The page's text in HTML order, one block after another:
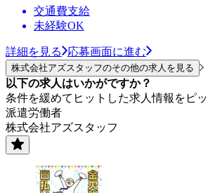
交通費支給
未経験OK
詳細を見る 応募画面に進む
株式会社アズスタッフのその他の求人を見る
以下の求人はいかがですか？
条件を緩めてヒットした求人情報をピ
派遣労働者
株式会社アズスタッフ